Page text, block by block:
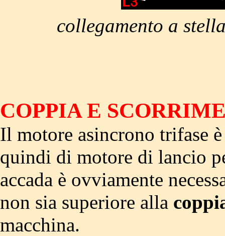
collegamento a
COPPIA E
Il motore asincrono trifase
quindi di motore di lancio
accada è ovviamente
non sia superiore alla
macchina.